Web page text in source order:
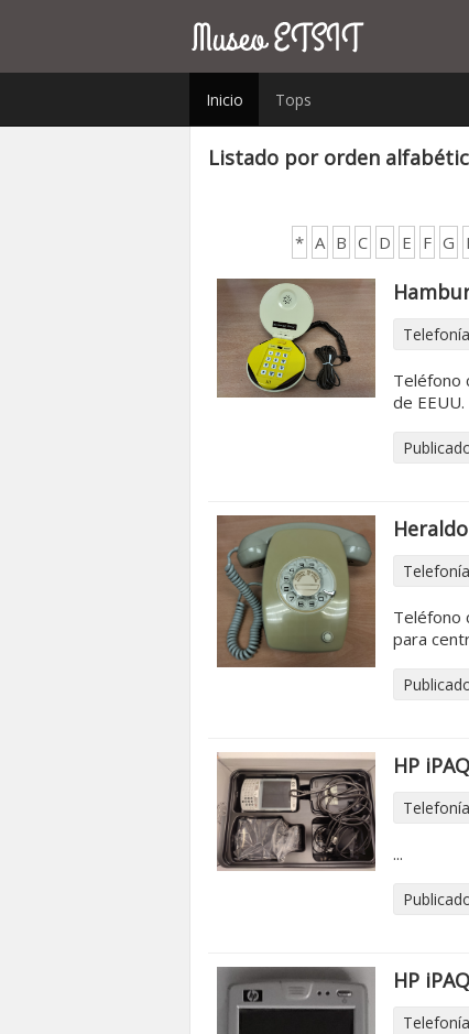
Inicio Tops
Listado por orden
* A B C D E F G
Telefonía
Teléfono
de EEUU.
Telefonía
Teléfono
para
HP iPAQ
Telefonía
...
HP
Telefonía